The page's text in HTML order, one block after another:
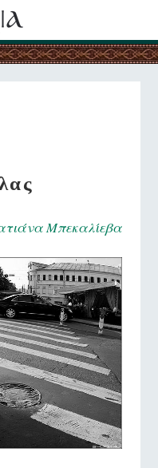
Μπεκαλίεβα